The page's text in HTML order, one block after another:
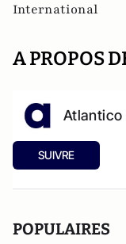
International
A PROPOS
Atlantico
SUIVRE
POPULAIRES